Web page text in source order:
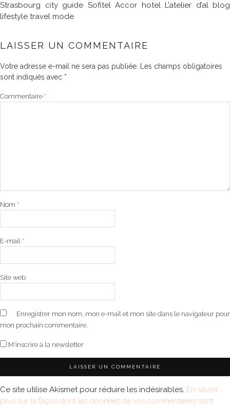
Strasbourg city guide Sofitel Accor hotel L’atelier d’al blog
lifestyle travel mode
LAISSER UN COMMENTAIRE
Votre adresse e-mail ne sera pas publiée.
Les champs obligatoires
sont indiqués avec *
Commentaire *
Nom *
E-mail *
Site web
Enregistrer mon nom, mon e-mail et mon site dans le navigateur pour
mon prochain commentaire.
M'inscrire à la newsletter
Ce site utilise Akismet pour réduire les indésirables. En savoir
plus sur la façon dont les données de vos commentaires sont